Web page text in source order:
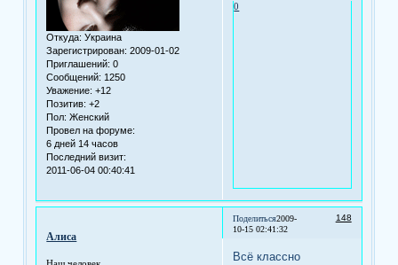
Откуда: Украина
Зарегистрирован: 2009-01-02
Приглашений: 0
Сообщений: 1250
Уважение: +12
Позитив: +2
Пол: Женский
Провел на форуме:
6 дней 14 часов
Последний визит:
2011-06-04 00:40:41
0
Поделиться 148
2009-
10-15 02:41:32
Алиса
Всё классно